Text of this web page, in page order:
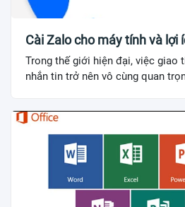
Cài Zalo cho máy tính và lợi
Trong thế giới hiện đại, việc giao
nhắn tin trở nên vô cùng quan